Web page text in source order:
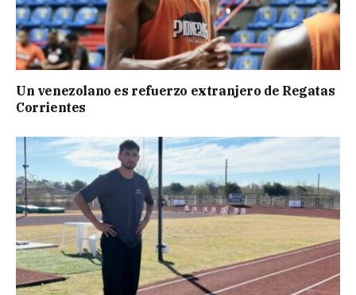
Un venezolano es refuerzo extranjero de Regatas
Corrientes